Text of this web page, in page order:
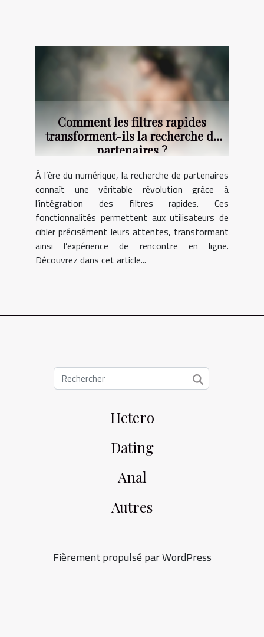
Comment les filtres rapides
transforment-ils la recherche de
partenaires ?
À l’ère du numérique, la recherche de partenaires
connaît une véritable révolution grâce à
l’intégration des filtres rapides. Ces
fonctionnalités permettent aux utilisateurs de
cibler précisément leurs attentes, transformant
ainsi l’expérience de rencontre en ligne.
Découvrez dans cet article...
Hetero
Dating
Anal
Autres
Fièrement propulsé par WordPress